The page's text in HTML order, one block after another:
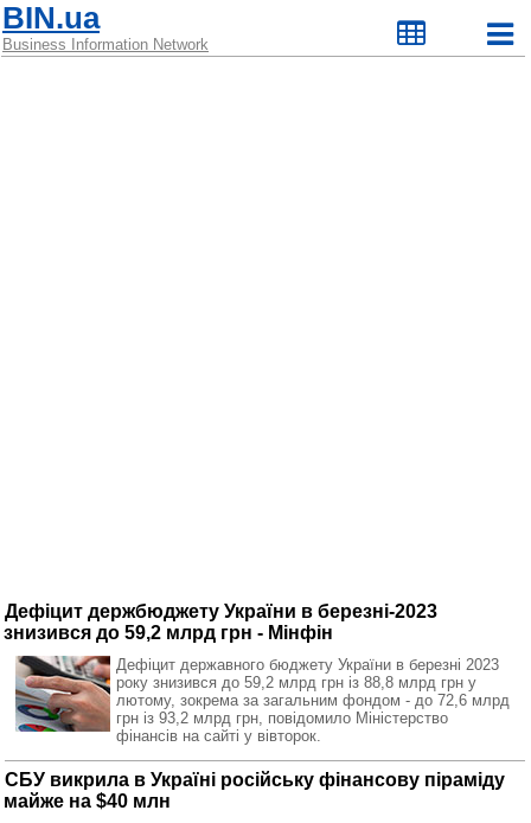
BIN.ua
Business Information Network
Дефіцит держбюджету України в березні-2023
знизився до 59,2 млрд грн - Мінфін
Дефіцит державного бюджету України в березні 2023
року знизився до 59,2 млрд грн із 88,8 млрд грн у
лютому, зокрема за загальним фондом - до 72,6 млрд
грн із 93,2 млрд грн, повідомило Міністерство
фінансів на сайті у вівторок.
СБУ викрила в Україні російську фінансову піраміду
майже на $40 млн